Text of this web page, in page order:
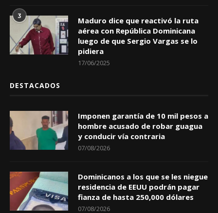
3
Maduro dice que reactivó la ruta
aérea con República Dominicana
luego de que Sergio Vargas se lo
pidiera
17/06/2025
DESTACADOS
Imponen garantía de 10 mil pesos a
hombre acusado de robar guagua
y conducir vía contraria
07/08/2026
Dominicanos a los que se les niegue
residencia de EEUU podrán pagar
fianza de hasta 250,000 dólares
07/08/2026